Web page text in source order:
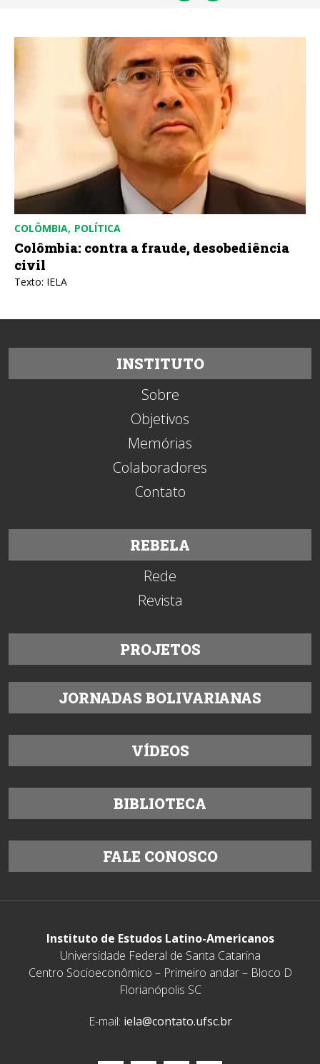
COLÔMBIA POLÍTICA
Colômbia: contra a fraude, desobediência
civil
Texto: IELA
INSTITUTO
Sobre
Objetivos
Memórias
Colaboradores
Contato
REBELA
Rede
Revista
PROJETOS
JORNADAS BOLIVARIANAS
VÍDEOS
BIBLIOTECA
FALE CONOSCO
Instituto de Estudos Latino-Americanos
Universidade Federal de Santa Catarina
Centro Socioeconômico – Primeiro andar – Bloco D
Florianópolis SC
E-mail: iela@contato.ufsc.br